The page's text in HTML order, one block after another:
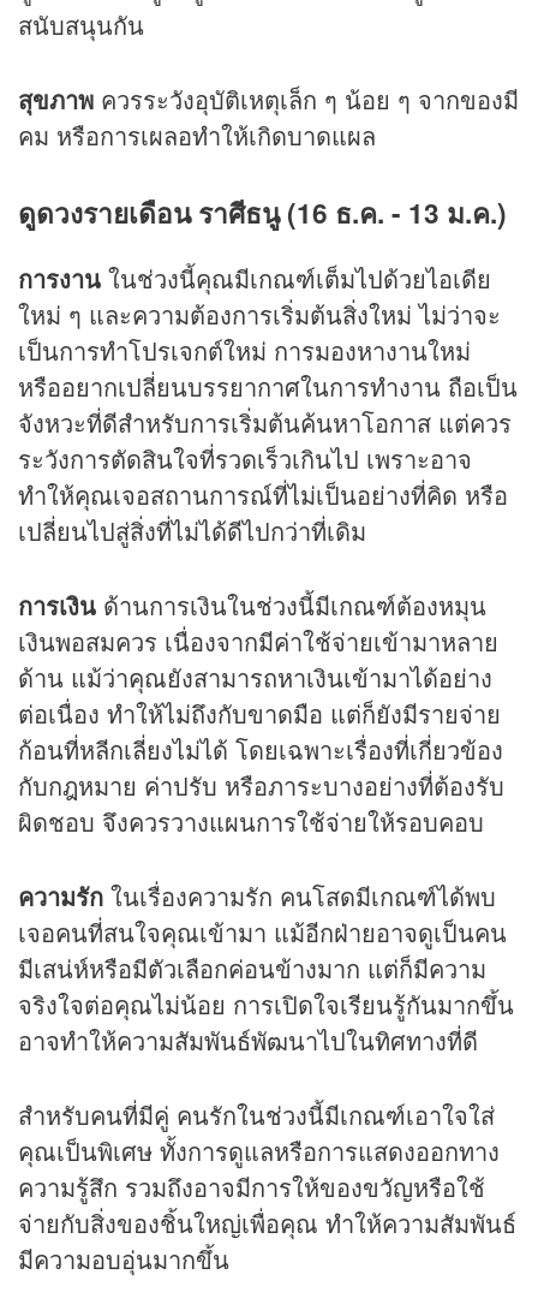
สนับสนุนกัน
สุขภาพ ควรระวังอุบัติเหตุเล็ก ๆ น้อย ๆ จากของมี
คม หรือการเผลอทำให้เกิดบาดแผล
ดูดวงรายเดือน ราศีธนู (16 ธ.ค. - 13 ม.ค.)
การงาน ในช่วงนี้คุณมีเกณฑ์เต็มไปด้วยไอเดีย
ใหม่ ๆ และความต้องการเริ่มต้นสิ่งใหม่ ไม่ว่าจะ
เป็นการทำโปรเจกต์ใหม่ การมองหางานใหม่
หรืออยากเปลี่ยนบรรยากาศในการทำงาน ถือเป็น
จังหวะที่ดีสำหรับการเริ่มต้นค้นหาโอกาส แต่ควร
ระวังการตัดสินใจที่รวดเร็วเกินไป เพราะอาจ
ทำให้คุณเจอสถานการณ์ที่ไม่เป็นอย่างที่คิด หรือ
เปลี่ยนไปสู่สิ่งที่ไม่ได้ดีไปกว่าที่เดิม
การเงิน ด้านการเงินในช่วงนี้มีเกณฑ์ต้องหมุน
เงินพอสมควร เนื่องจากมีค่าใช้จ่ายเข้ามาหลาย
ด้าน แม้ว่าคุณยังสามารถหาเงินเข้ามาได้อย่าง
ต่อเนื่อง ทำให้ไม่ถึงกับขาดมือ แต่ก็ยังมีรายจ่าย
ก้อนที่หลีกเลี่ยงไม่ได้ โดยเฉพาะเรื่องที่เกี่ยวข้อง
กับกฎหมาย ค่าปรับ หรือภาระบางอย่างที่ต้องรับ
ผิดชอบ จึงควรวางแผนการใช้จ่ายให้รอบคอบ
ความรัก ในเรื่องความรัก คนโสดมีเกณฑ์ได้พบ
เจอคนที่สนใจคุณเข้ามา แม้อีกฝ่ายอาจดูเป็นคน
มีเสน่ห์หรือมีตัวเลือกค่อนข้างมาก แต่ก็มีความ
จริงใจต่อคุณไม่น้อย การเปิดใจเรียนรู้กันมากขึ้น
อาจทำให้ความสัมพันธ์พัฒนาไปในทิศทางที่ดี
สำหรับคนที่มีคู่ คนรักในช่วงนี้มีเกณฑ์เอาใจใส่
คุณเป็นพิเศษ ทั้งการดูแลหรือการแสดงออกทาง
ความรู้สึก รวมถึงอาจมีการให้ของขวัญหรือใช้
จ่ายกับสิ่งของชิ้นใหญ่เพื่อคุณ ทำให้ความสัมพันธ์
มีความอบอุ่นมากขึ้น